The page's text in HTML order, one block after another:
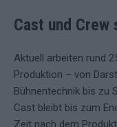
Cast und Crew
Aktuell arbeiten rund
Produktion – von
Bühnentechnik bis zu
Cast bleibt bis zum